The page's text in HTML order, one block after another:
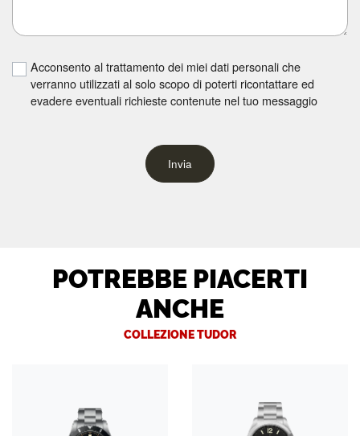
Acconsento al trattamento dei miei dati personali che
verranno utilizzati al solo scopo di poterti ricontattare ed
evadere eventuali richieste contenute nel tuo messaggio
Invia
POTREBBE PIACERTI
ANCHE
COLLEZIONE TUDOR